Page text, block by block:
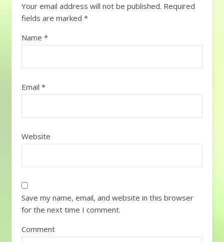
Your email address will not be published. Required
fields are marked *
Name *
Email *
Website
Save my name, email, and website in this browser
for the next time I comment.
Comment